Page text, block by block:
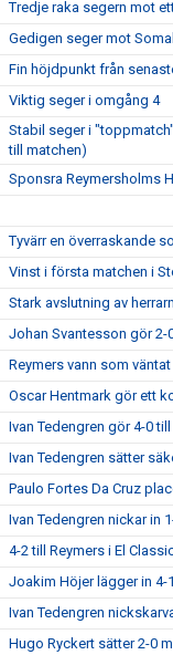
Tredje raka segern mot
Gedigen seger mot
Fin höjdpunkt från
Viktig seger i omgång 4
Stabil seger i
till matchen)
Sponsra Reymersholms
Tyvärr en överraskande
Vinst i första matchen i
Stark avslutning av
Johan Svantesson gör 2-
Reymers vann som
Oscar Hentmark gör ett
Ivan Tedengren gör 4-0
Ivan Tedengren sätter
Paulo Fortes Da Cruz
Ivan Tedengren nickar in
4-2 till Reymers i El
Joakim Höjer lägger in 4-
Ivan Tedengren
Hugo Ryckert sätter 2-0